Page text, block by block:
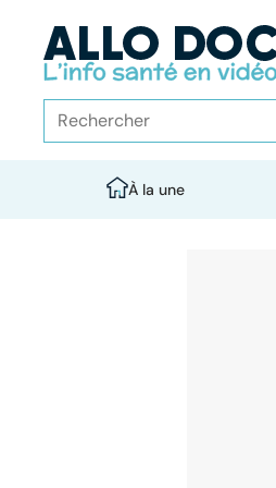
À la une